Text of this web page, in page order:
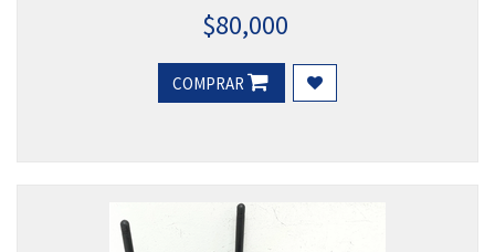
$80,000
COMPRAR